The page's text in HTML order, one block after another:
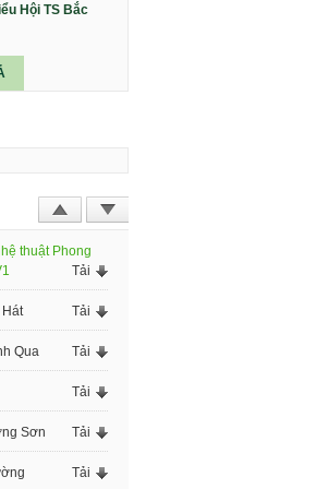
Hội TS Bắc
thuật Phong
Tải
Tải
Qua Tải
Tải
Sơn Tải
Tải